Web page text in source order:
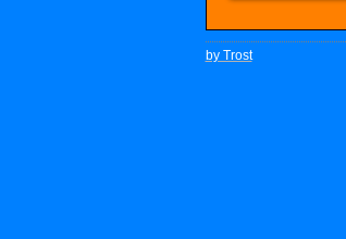
by Trost